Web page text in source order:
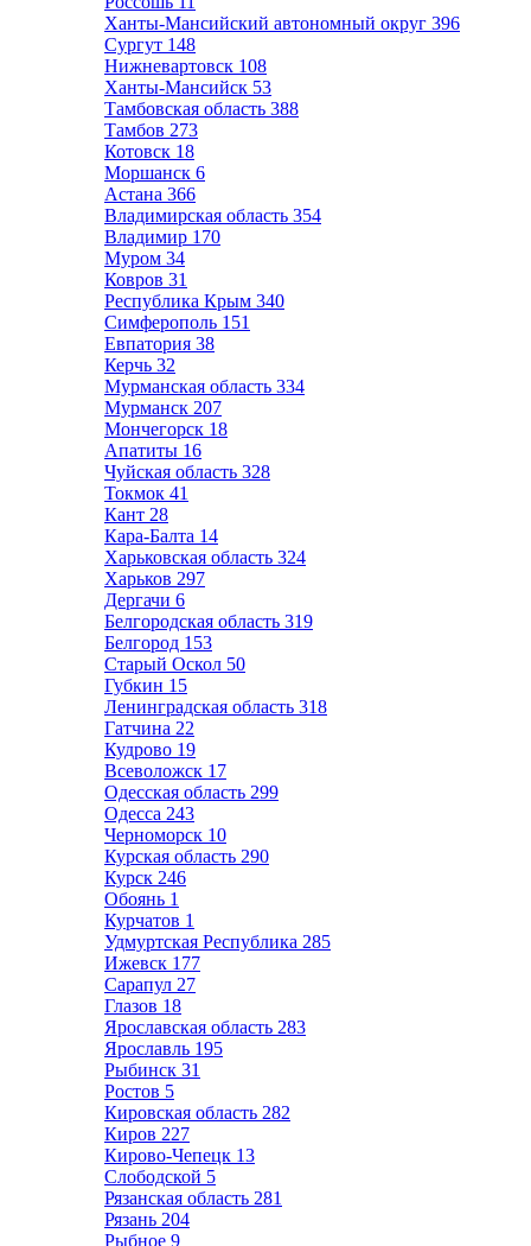
Ханты-Мансийский автономный округ 396
Сургут 148
Нижневартовск 108
Ханты-Мансийск 53
Тамбовская область 388
Тамбов 273
Котовск 18
Моршанск 6
Астана 366
Владимирская область 354
Владимир 170
Муром 34
Ковров 31
Республика Крым 340
Симферополь 151
Евпатория 38
Керчь 32
Мурманская область 334
Мурманск 207
Мончегорск 18
Апатиты 16
Чуйская область 328
Токмок 41
Кант 28
Кара-Балта 14
Харьковская область 324
Харьков 297
Дергачи 6
Белгородская область 319
Белгород 153
Старый Оскол 50
Губкин 15
Ленинградская область 318
Гатчина 22
Кудрово 19
Всеволожск 17
Одесская область 299
Одесса 243
Черноморск 10
Курская область 290
Курск 246
Обоянь 1
Курчатов 1
Удмуртская Республика 285
Ижевск 177
Сарапул 27
Глазов 18
Ярославская область 283
Ярославль 195
Рыбинск 31
Ростов 5
Кировская область 282
Киров 227
Кирово-Чепецк 13
Слободской 5
Рязанская область 281
Рязань 204
Рыбное 9